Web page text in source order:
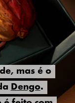
mas é o
Dengo.
mas é o
Dengo.